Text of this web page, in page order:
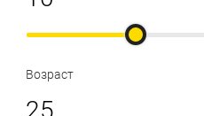
Возраст